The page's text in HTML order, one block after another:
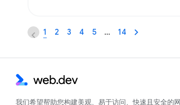
1 2 3 4 5 … 14
我们希望帮助您构建美观、易于访问、快速且安全的